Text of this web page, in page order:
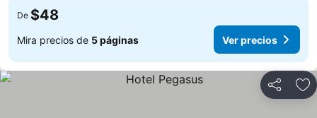
De $48
Mira precios de 5 páginas Ver precios
Compartir